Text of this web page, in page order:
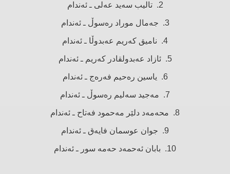
2. تالیب سەید عەلی ـ ئەندام
3. جەمال موراد رەسوڵ ـ ئەندام
4. نامیق كەریم عەبدوڵا ـ ئەندام
5. ئازاد عەبدولقادر كەریم ـ ئەندام
6. یاسین رەحیم فەرەج ـ ئەندام
7. مەجید سەلیم رەسوڵ ـ ئەندام
8. محەمەد دلێر مەحمود فەتاح ـ ئەندام
9. جوان عوسمان فایەق ـ ئەندام
10. بابان ئەحمەد حەمە سور ـ ئەندام